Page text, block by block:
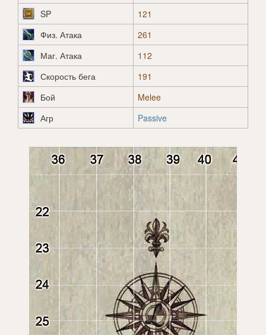
SP
121
Физ. Атака
261
Маг. Атака
112
Скорость бега
191
Бой
Melee
Агр
Passive